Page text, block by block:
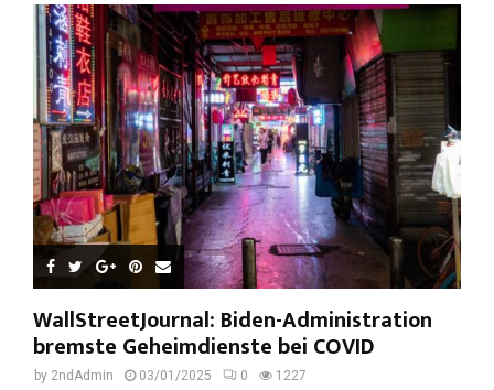
WallStreetJournal: Biden-Administration
bremste Geheimdienste bei COVID
by 2ndAdmin 03/01/2025 0 1227